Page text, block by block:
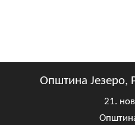
Општина Језеро,
21.